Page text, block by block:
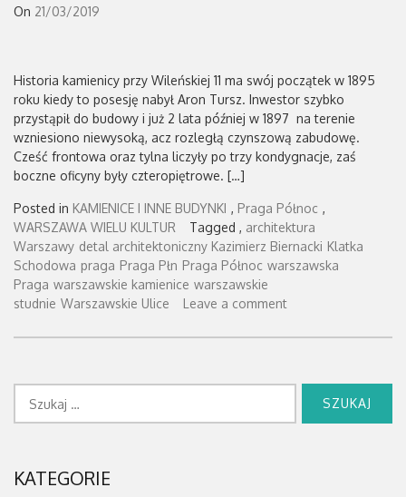
On 21/03/2019
Historia kamienicy przy Wileńskiej 11 ma swój początek w 1895
roku kiedy to posesję nabył Aron Tursz. Inwestor szybko
przystąpił do budowy i już 2 lata później w 1897 na terenie
wzniesiono niewysoką, acz rozległą czynszową zabudowę.
Cześć frontowa oraz tylna liczyły po trzy kondygnacje, zaś
boczne oficyny były czteropiętrowe. […]
Posted in KAMIENICE I INNE BUDYNKI , Praga Północ ,
WARSZAWA WIELU KULTUR
Tagged , architektura
Warszawy detal architektoniczny Kazimierz Biernacki Klatka
Schodowa praga Praga Płn Praga Północ warszawska
Praga warszawskie kamienice warszawskie
studnie Warszawskie Ulice Leave a comment
KATEGORIE